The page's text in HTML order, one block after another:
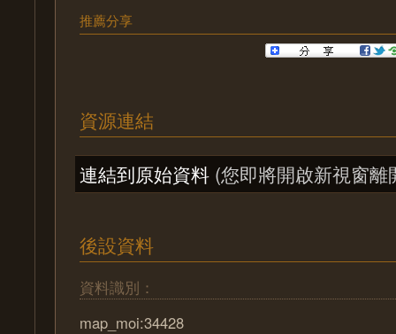
推薦分享
資源連結
連結到原始資料 (您即將開啟新視窗離
後設資料
資料識別：
map_moi:34428